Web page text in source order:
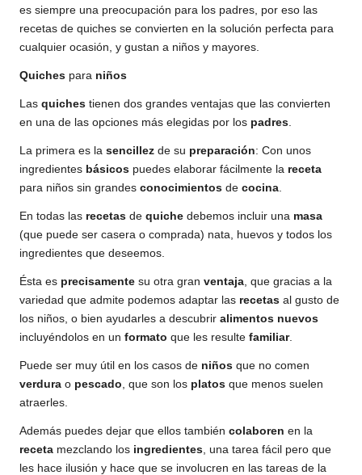
es siempre una preocupación para los padres, por eso las
recetas de quiches se convierten en la solución perfecta para
cualquier ocasión, y gustan a niños y mayores.
Quiches para niños
Las quiches tienen dos grandes ventajas que las convierten
en una de las opciones más elegidas por los padres
La primera es la sencillez de su preparación: Con unos
ingredientes básicos puedes elaborar fácilmente la receta
para niños sin grandes conocimientos de cocina
En todas las recetas de quiche debemos incluir una masa
(que puede ser casera o comprada) nata, huevos y todos los
ingredientes que deseemos.
Ésta es precisamente su otra gran ventaja , que gracias a la
variedad que admite podemos adaptar las recetas al gusto de
los niños, o bien ayudarles a descubrir alimentos nuevos
incluyéndolos en un formato que les resulte familiar.
Puede ser muy útil en los casos de niños que no comen
verdura o pescado , que son los platos que menos suelen
atraerles.
Además puedes dejar que ellos también colaboren en la
receta mezclando los ingredientes , una tarea fácil pero que
les hace ilusión y hace que se involucren en las tareas de la